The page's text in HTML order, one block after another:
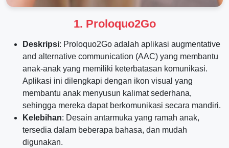
1. Proloquo2Go
Deskripsi: Proloquo2Go adalah aplikasi augmentative
and alternative communication (AAC) yang membantu
anak-anak yang memiliki keterbatasan komunikasi.
Aplikasi ini dilengkapi dengan ikon visual yang
membantu anak menyusun kalimat sederhana,
sehingga mereka dapat berkomunikasi secara mandiri.
Kelebihan: Desain antarmuka yang ramah anak,
tersedia dalam beberapa bahasa, dan mudah
digunakan.